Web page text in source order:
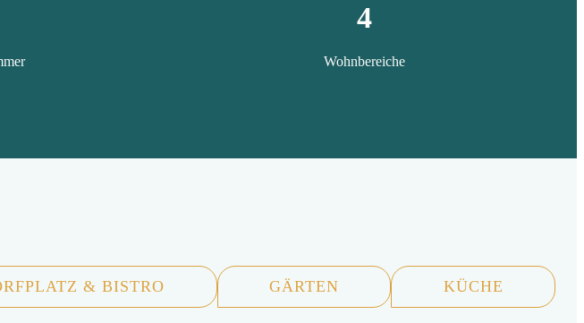
4
Wohnbereiche
& BISTRO GÄRTEN KÜCHE